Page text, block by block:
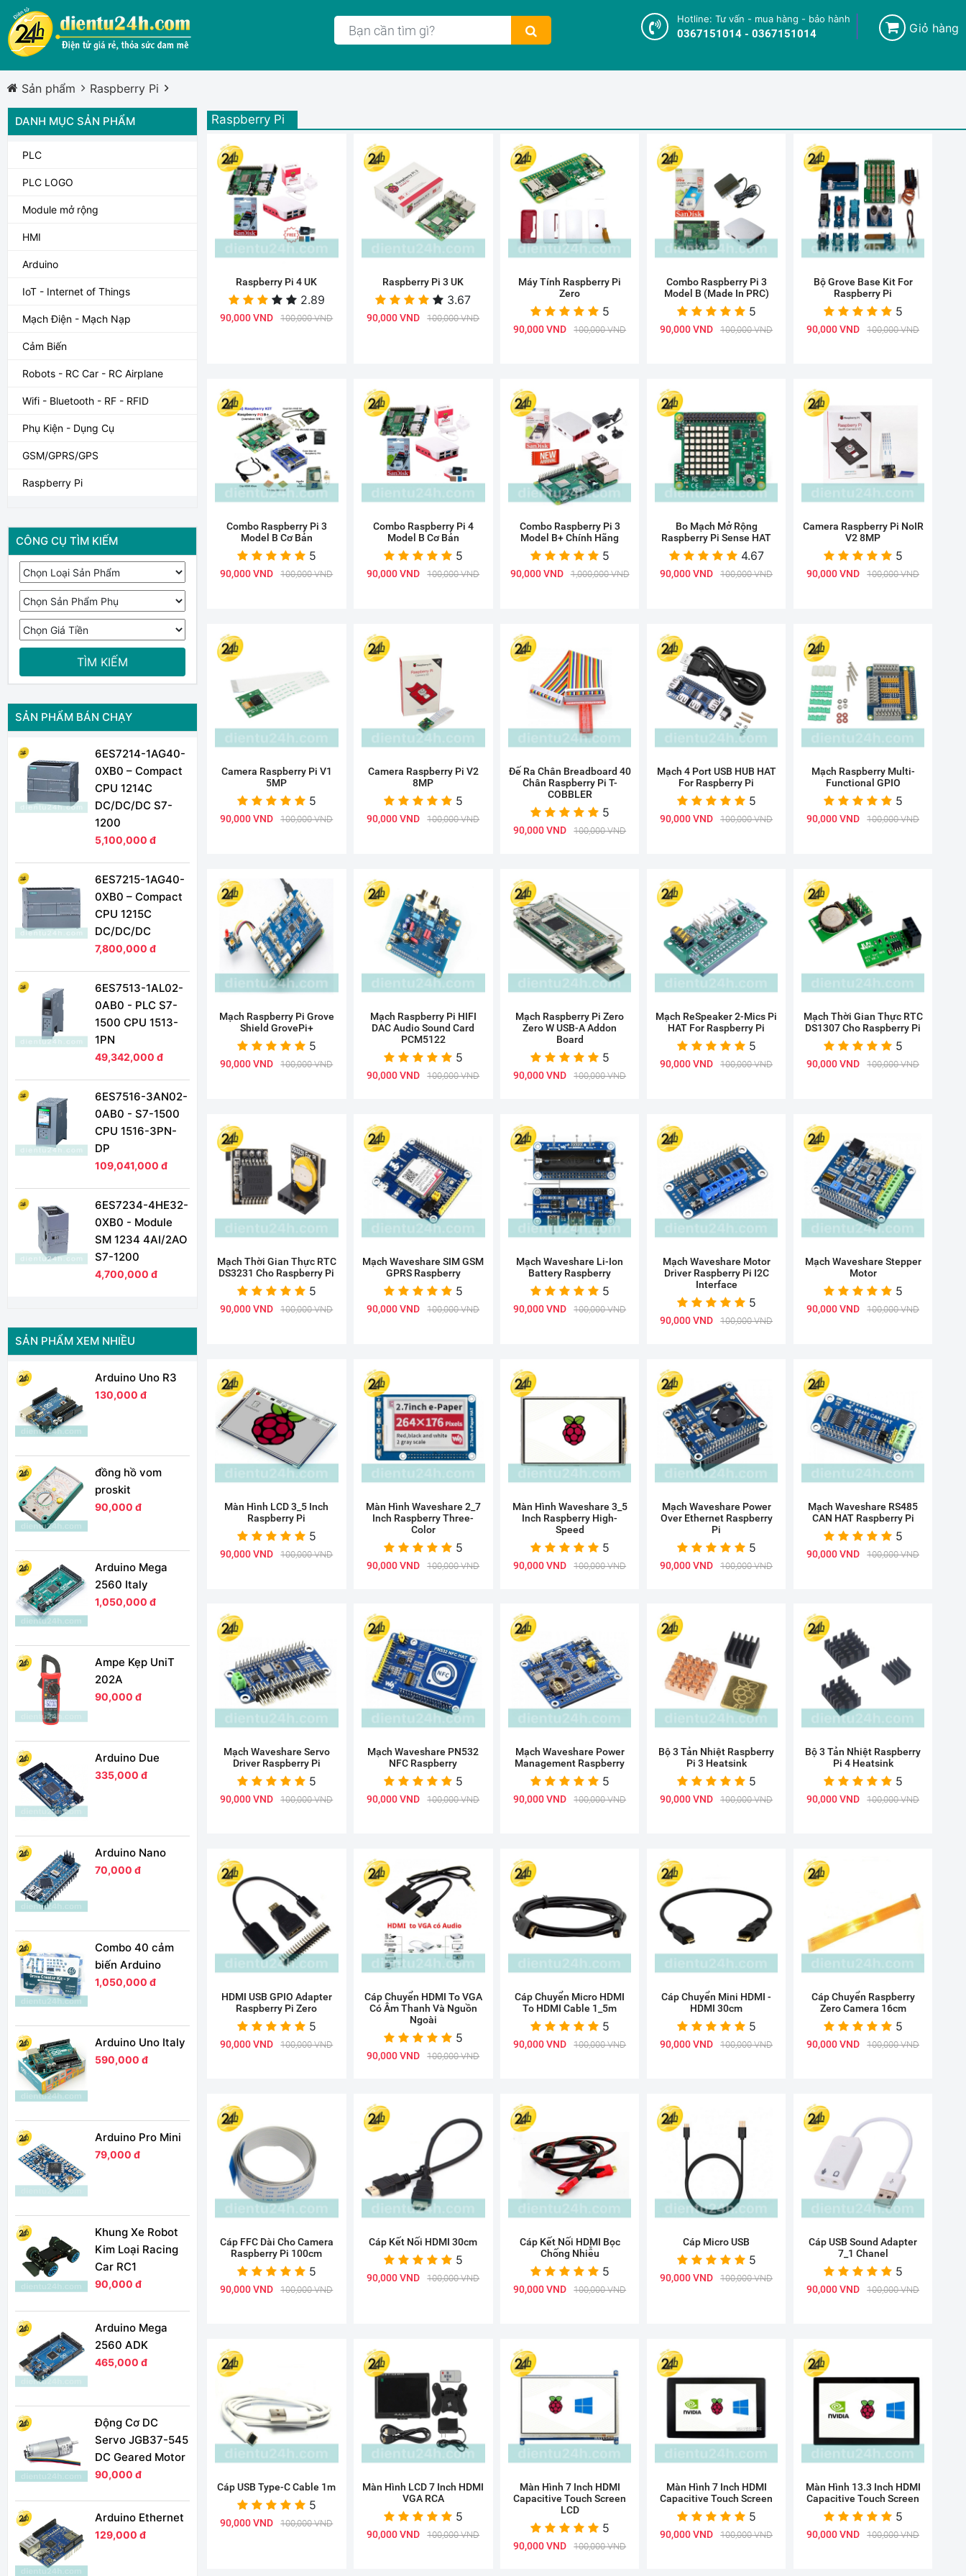
Hotline: Tư vấn - mua hàng - bảo hành
0367151014 - 0367151014 Giỏ hàng
Sản phẩm Raspberry Pi
Raspberry Pi
Raspberry Pi 4 UK
2.89
90,000 VND 100,000 VND
Raspberry Pi 3 UK
3.67
90,000 VND 100,000 VND
Máy Tính Raspberry Pi
Zero
5
90,000 VND 100,000 VND
Combo Raspberry Pi 3
Model B (Made In PRC)
5
90,000 VND 100,000 VND
Bộ Grove Base Kit For
Raspberry Pi
5
90,000 VND 100,000 VND
Combo Raspberry Pi 3
Model B Cơ Bản
5
90,000 VND 100,000 VND
Combo Raspberry Pi 4
Model B Cơ Bản
5
90,000 VND 100,000 VND
Combo Raspberry Pi 3
Model B+ Chính Hãng
5
90,000 VND 1,000,000 VND
Bo Mạch Mở Rộng
Raspberry Pi Sense HAT
4.67
90,000 VND 100,000 VND
Camera Raspberry Pi NoIR
V2 8MP
5
90,000 VND 100,000 VND
Camera Raspberry Pi V1
5MP
5
90,000 VND 100,000 VND
Camera Raspberry Pi V2
8MP
5
90,000 VND 100,000 VND
Đế Ra Chân Breadboard 40
Chân Raspberry Pi T-
COBBLER
5
90,000 VND 100,000 VND
Mạch 4 Port USB HUB HAT
For Raspberry Pi
5
90,000 VND 100,000 VND
Mạch Raspberry Multi-
Functional GPIO
5
90,000 VND 100,000 VND
Mạch Raspberry Pi Grove
Shield GrovePi+
5
90,000 VND 100,000 VND
Mạch Raspberry Pi HIFI
DAC Audio Sound Card
PCM5122
5
90,000 VND 100,000 VND
Mạch Raspberry Pi Zero
Zero W USB-A Addon
Board
5
90,000 VND 100,000 VND
Mạch ReSpeaker 2-Mics Pi
HAT For Raspberry Pi
5
90,000 VND 100,000 VND
Mạch Thời Gian Thực RTC
DS1307 Cho Raspberry Pi
5
90,000 VND 100,000 VND
Mạch Thời Gian Thực RTC
DS3231 Cho Raspberry Pi
5
90,000 VND 100,000 VND
Mạch Waveshare SIM GSM
GPRS Raspberry
5
90,000 VND 100,000 VND
Mạch Waveshare Li-Ion
Battery Raspberry
5
90,000 VND 100,000 VND
Mạch Waveshare Motor
Driver Raspberry Pi I2C
Interface
5
90,000 VND 100,000 VND
Mạch Waveshare Stepper
Motor
5
90,000 VND 100,000 VND
Màn Hình LCD 3_5 Inch
Raspberry Pi
5
90,000 VND 100,000 VND
Màn Hình Waveshare 2_7
Inch Raspberry Three-
Color
5
90,000 VND 100,000 VND
Màn Hình Waveshare 3_5
Inch Raspberry High-
Speed
5
90,000 VND 100,000 VND
Mạch Waveshare Power
Over Ethernet Raspberry
Pi
5
90,000 VND 100,000 VND
Mạch Waveshare RS485
CAN HAT Raspberry Pi
5
90,000 VND 100,000 VND
Mạch Waveshare Servo
Driver Raspberry Pi
5
90,000 VND 100,000 VND
Mạch Waveshare PN532
NFC Raspberry
5
90,000 VND 100,000 VND
Mạch Waveshare Power
Management Raspberry
5
90,000 VND 100,000 VND
Bộ 3 Tản Nhiệt Raspberry
Pi 3 Heatsink
5
90,000 VND 100,000 VND
Bộ 3 Tản Nhiệt Raspberry
Pi 4 Heatsink
5
90,000 VND 100,000 VND
HDMI USB GPIO Adapter
Raspberry Pi Zero
5
90,000 VND 100,000 VND
Cáp Chuyển HDMI To VGA
Có Âm Thanh Và Nguồn
Ngoài
5
90,000 VND 100,000 VND
Cáp Chuyển Micro HDMI
To HDMI Cable 1_5m
5
90,000 VND 100,000 VND
Cáp Chuyển Mini HDMI -
HDMI 30cm
5
90,000 VND 100,000 VND
Cáp Chuyển Raspberry
Zero Camera 16cm
5
90,000 VND 100,000 VND
Cáp FFC Dài Cho Camera
Raspberry Pi 100cm
5
90,000 VND 100,000 VND
Cáp Kết Nối HDMI 30cm
5
90,000 VND 100,000 VND
Cáp Kết Nối HDMI Bọc
Chống Nhiễu
5
90,000 VND 100,000 VND
Cáp Micro USB
5
90,000 VND 100,000 VND
Cáp USB Sound Adapter
7_1 Chanel
5
90,000 VND 100,000 VND
Cáp USB Type-C Cable 1m
5
90,000 VND 100,000 VND
Màn Hình LCD 7 Inch HDMI
VGA RCA
5
90,000 VND 100,000 VND
Màn Hình 7 Inch HDMI
Capacitive Touch Screen
LCD
5
90,000 VND 100,000 VND
Màn Hình 7 Inch HDMI
Capacitive Touch Screen
5
90,000 VND 100,000 VND
Màn Hình 13.3 Inch HDMI
Capacitive Touch Screen
5
90,000 VND 100,000 VND
DANH MỤC SẢN PHẨM
PLC
PLC LOGO
Module mở rộng
HMI
Arduino
IoT - Internet of Things
Mạch Điện - Mạch Nạp
Cảm Biến
Robots - RC Car - RC Airplane
Wifi - Bluetooth - RF - RFID
Phụ Kiện - Dụng Cụ
GSM/GPRS/GPS
Raspberry Pi
CÔNG CỤ TÌM KIẾM
TÌM KIẾM
SẢN PHẨM BÁN CHẠY
6ES7214-1AG40-
0XB0 – Compact
CPU 1214C
DC/DC/DC S7-
1200
5,100,000 đ
6ES7215-1AG40-
0XB0 – Compact
CPU 1215C
DC/DC/DC
7,800,000 đ
6ES7513-1AL02-
0AB0 - PLC S7-
1500 CPU 1513-
1PN
49,342,000 đ
6ES7516-3AN02-
0AB0 - S7-1500
CPU 1516-3PN-
DP
109,041,000 đ
6ES7234-4HE32-
0XB0 - Module
SM 1234 4AI/2AO
S7-1200
4,700,000 đ
SẢN PHẨM XEM NHIỀU
Arduino Uno R3
130,000 đ
đồng hồ vom
proskit
90,000 đ
Arduino Mega
2560 Italy
1,050,000 đ
Ampe Kẹp UniT
202A
90,000 đ
Arduino Due
335,000 đ
Arduino Nano
70,000 đ
Combo 40 cảm
biến Arduino
1,050,000 đ
Arduino Uno Italy
590,000 đ
Arduino Pro Mini
79,000 đ
Khung Xe Robot
Kim Loại Racing
Car RC1
90,000 đ
Arduino Mega
2560 ADK
465,000 đ
Động Cơ DC
Servo JGB37-545
DC Geared Motor
90,000 đ
Arduino Ethernet
129,000 đ